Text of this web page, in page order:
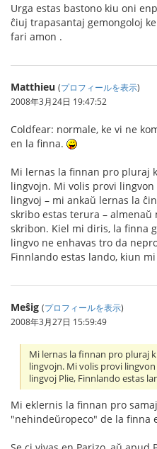
Urga estas bastono kiu oni
ĉiuj trapasantaj gemongoloj
fari amon .
Matthieu (プロフィールを表示)
2008年3月24日 19:47:52
Coldfear: normale, ke vi ne
en la finna.
Mi lernas la finnan pro pluraj
lingvojn. Mi volis provi
lingvoj – mi ankaŭ lernas la
skribo estas terura –
skribon. Kiel mi diris, la finna
lingvo ne enhavas tro da
Finnlando estas lando, kiun
Meŝig (プロフィールを表示)
2008年3月27日 15:59:49
Mi lernas la finnan pro pluraj
lingvojn. Mi volis provi
lingvoj Plie, Finnlando estas
Mi eklernis la finnan pro
"nehindeŭropeco" de la finna